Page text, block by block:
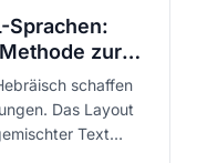
Sprachen:
zur
schaffen
Das Layout
Text